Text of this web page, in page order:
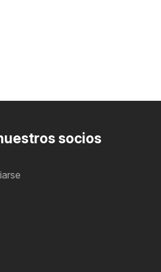
socios